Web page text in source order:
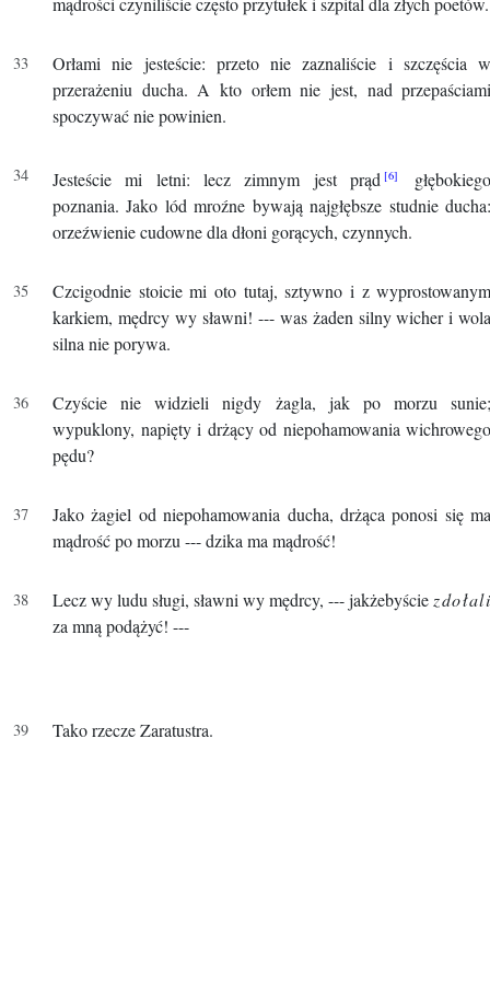
Orłami nie jesteście: przeto nie zaznaliście i szczęścia
przerażeniu ducha. A kto orłem nie jest, nad
spoczywać nie powinien.
Jesteście mi letni: lecz zimnym jest prąd
poznania. Jako lód mroźne bywają najgłębsze studnie
orzeźwienie cudowne dla dłoni gorących, czynnych.
Czcigodnie stoicie mi oto tutaj, sztywno i z
karkiem, mędrcy wy sławni! --- was żaden silny wicher i
silna nie porywa.
Czyście nie widzieli nigdy żagla, jak po morzu
wypuklony, napięty i drżący od niepohamowania
pędu?
Jako żagiel od niepohamowania ducha, drżąca ponosi się
mądrość po morzu --- dzika ma mądrość!
Lecz wy ludu sługi, sławni wy mędrcy, --- jakżebyście
za mną podążyć! ---
Tako rzecze Zaratustra.